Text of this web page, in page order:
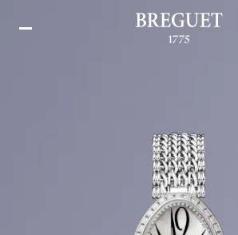
zum